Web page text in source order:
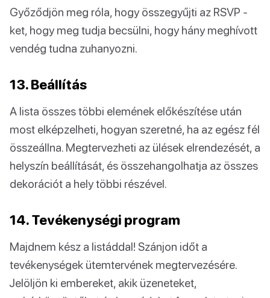
Győződjön meg róla, hogy összegyűjti az RSVP -
ket, hogy meg tudja becsülni, hogy hány meghívott
vendég tudna zuhanyozni.
13. Beállítás
A lista összes többi elemének előkészítése után
most elképzelheti, hogyan szeretné, ha az egész fél
összeállna. Megtervezheti az ülések elrendezését, a
helyszín beállítását, és összehangolhatja az összes
dekorációt a hely többi részével.
14. Tevékenységi program
Majdnem kész a listáddal! Szánjon időt a
tevékenységek ütemtervének megtervezésére.
Jelöljön ki embereket, akik üzeneteket,